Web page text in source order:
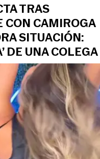
TRAS
CON CAMIROGA
SITUACIÓN:
DE UNA COLEGA